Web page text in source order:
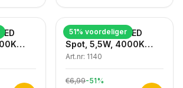
51% voordeliger
Dimbare GU10 LED
Spot, 5,5W, 4000K
Neutraal Wit, IP20
Art.nr: 1140
€6,99-51%